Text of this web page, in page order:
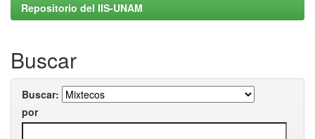
Repositorio del IIS-UNAM
Buscar
Buscar:
por